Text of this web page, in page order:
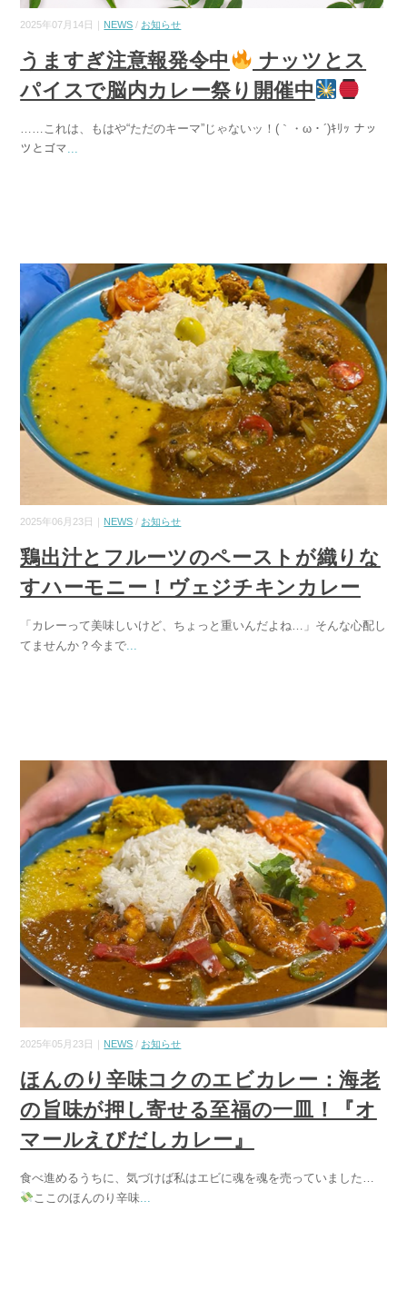
2025年07月14日｜ NEWS / お知らせ
うますぎ注意報発令中
ナッツとス
パイスで脳内カレー祭り開催中
……これは、もはや“ただのキーマ”じゃないッ！(｀・ω・´)ｷﾘｯ ナッ
ツとゴマ
2025年06月23日｜ NEWS / お知らせ
鶏出汁とフルーツのペーストが織りな
すハーモニー！ヴェジチキンカレー
「カレーって美味しいけど、ちょっと重いんだよね…」そんな心配し
てませんか？今まで...
2025年05月23日｜ NEWS / お知らせ
ほんのり辛味コクのエビカレー：海老
の旨味が押し寄せる至福の一皿！『オ
マールえびだしカレー』
食べ進めるうちに、気づけば私はエビに魂を魂を売っていました…
ここのほんのり辛味